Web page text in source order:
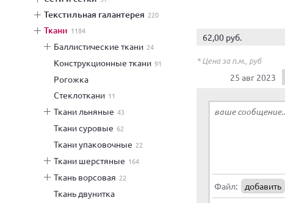
текстильная галантерея 220
ткани 1184
баллистические ткани 24
конструкционные ткани 91
рогожка
стеклоткани 11
ткани льняные 43
ткани суровые 62
ткани упаковочные 22
ткани шерстяные 164
ткань ворсовая 22
ткань двунитка
62,00 руб.
* Цена за п.м., руб
25 авг 2023
Файл: добавить